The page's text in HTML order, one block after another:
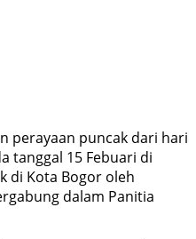
perayaan puncak dari hari
tanggal 15 Febuari di
di Kota Bogor oleh
dalam Panitia